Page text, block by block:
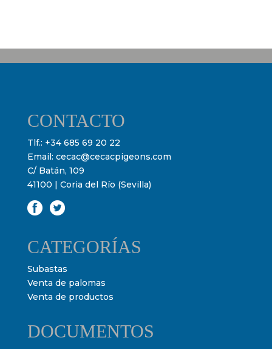
CONTACTO
Tlf.: +34 685 69 20 22
Email: cecac@cecacpigeons.com
C/ Batán, 109
41100 | Coria del Río (Sevilla)
CATEGORÍAS
Subastas
Venta de palomas
Venta de productos
DOCUMENTOS